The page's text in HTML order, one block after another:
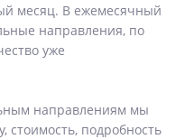
месяц. В ежемесячный
направления, по
уже
направлениям мы
подробность